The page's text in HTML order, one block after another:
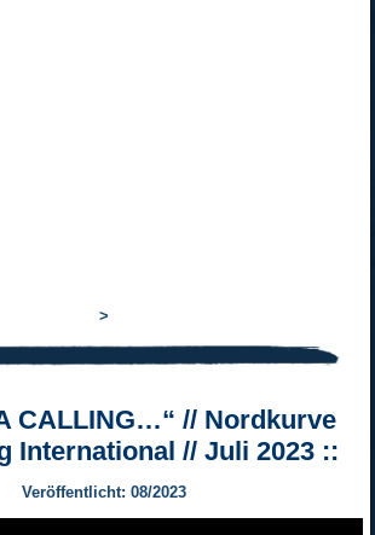
>
CALLING…“ // Nordkurve
International // Juli 2023 ::
Veröffentlicht: 08/2023